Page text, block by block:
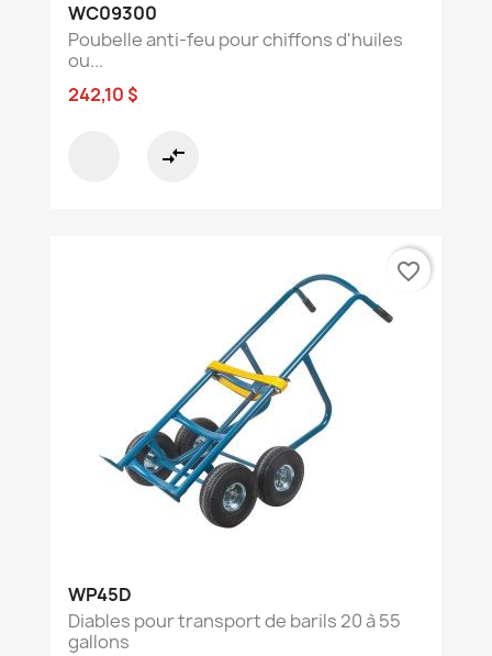
WC09300
Poubelle anti-feu pour chiffons d'huiles
ou...
242,10 $
compare_arrows
WP45D
Diables pour transport de barils 20 à 55
gallons
favorite_border